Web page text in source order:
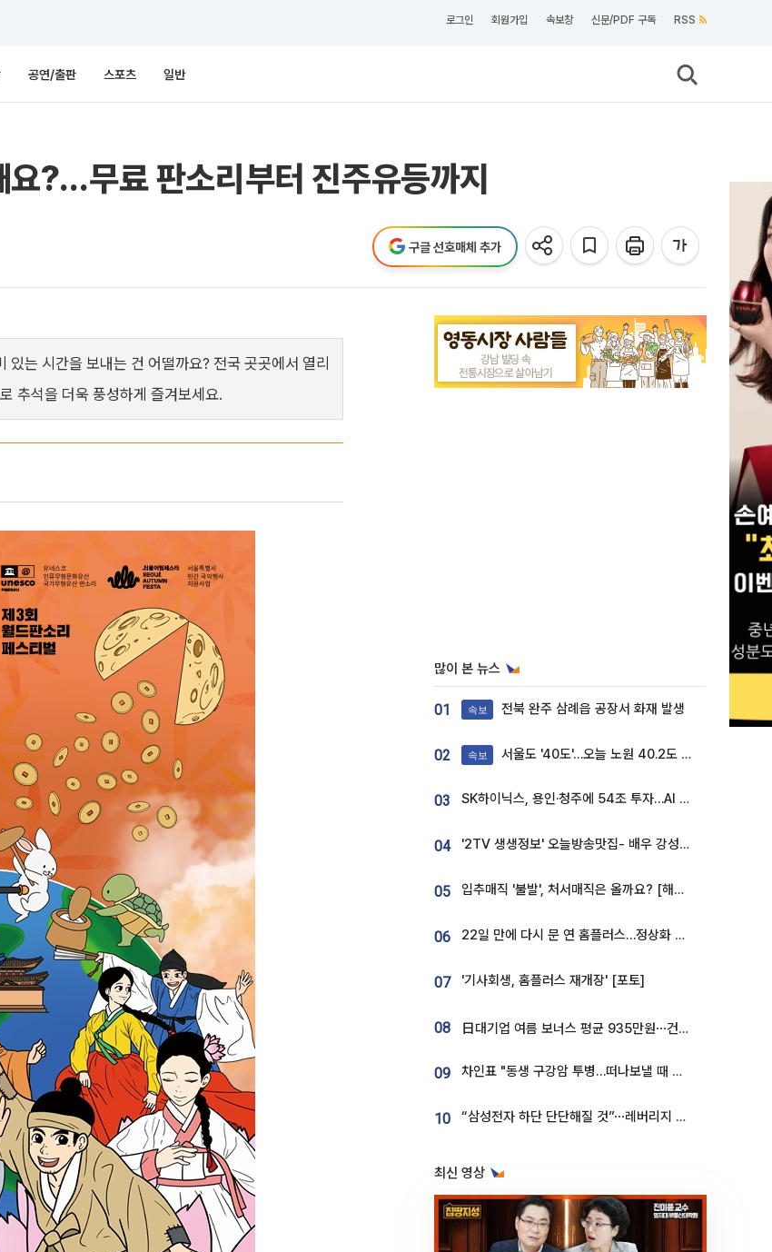
로그인 회원가입 속보창 신문/PDF 구독 RSS
공연/출판 스포츠 일반
?…무료 판소리부터 진주유등까지
구글 선호매체 추가
는 시간을 보내는 건 어떨까요? 전국 곳곳에서 열리
추석을 더욱 풍성하게 즐겨보세요.
많이 본 뉴스
01 속보 전북 완주 삼례읍 공장서 화재 발생
02 속보 서울도 '40도'…오늘 노원 40.2도 기록
03 SK하이닉스, 용인·청주에 54조 투자…AI 메모리 생산기지 키운다
04 '2TV 생생정보' 오늘방송맛집- 배우 강성진 단골! 쌀국수ㆍ푸팟퐁 커리 맛집 '블○○○'
05 입추매직 '불발', 처서매직은 올까요? [해시태그]
06 22일 만에 다시 문 연 홈플러스…정상화 바쁜데 재고 없어 ‘발동동’[가보니]
07 '기사회생, 홈플러스 재개장' [포토]
08 日대기업 여름 보너스 평균 935만원⋯건설회사 1800만 넘어
09 차인표 "동생 구강암 투병…떠나보낼 때 가장 힘들었다”
10 “삼성전자 하단 단단해질 것”⋯레버리지 규제에 쏠림 완화 [찐코노미]
최신 영상